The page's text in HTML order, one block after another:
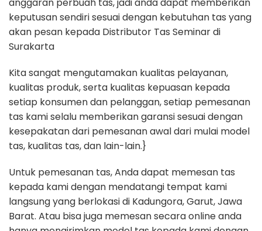
keputusan sendiri sesuai dengan kebutuhan tas yang
akan pesan kepada Distributor Tas Seminar di
Surakarta
Kita sangat mengutamakan kualitas pelayanan,
kualitas produk, serta kualitas kepuasan kepada
setiap konsumen dan pelanggan, setiap pemesanan
tas kami selalu memberikan garansi sesuai dengan
kesepakatan dari pemesanan awal dari mulai model
tas, kualitas tas, dan lain-lain.}
Untuk pemesanan tas, Anda dapat memesan tas
kepada kami dengan mendatangi tempat kami
langsung yang berlokasi di Kadungora, Garut, Jawa
Barat. Atau bisa juga memesan secara online anda